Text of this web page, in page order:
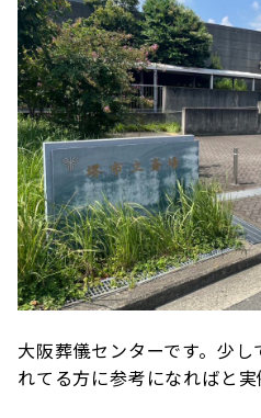
大阪葬儀センターです。少
れてる方に参考になればと実